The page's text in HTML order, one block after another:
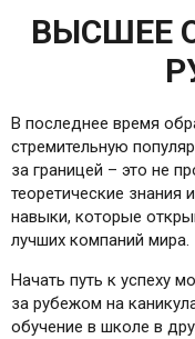
ВЫСШЕЕ
В последнее время
стремительную
за границей – это не
теоретические знания
навыки, которые
лучших компаний мира.
Начать путь к успеху
за рубежом на
обучение в школе в